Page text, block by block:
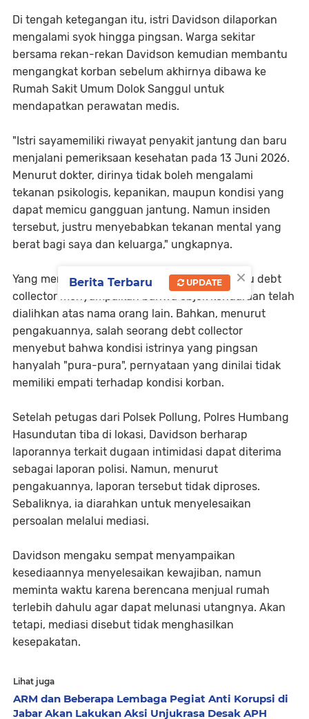
Di tengah ketegangan itu, istri Davidson dilaporkan
mengalami syok hingga pingsan. Warga sekitar
bersama rekan-rekan Davidson kemudian membantu
mengangkat korban sebelum akhirnya dibawa ke
Rumah Sakit Umum Dolok Sanggul untuk
mendapatkan perawatan medis.
"Istri sayamemiliki riwayat penyakit jantung dan baru
menjalani pemeriksaan kesehatan pada 13 Juni 2026.
Menurut dokter, dirinya tidak boleh mengalami
tekanan psikologis, kepanikan, maupun kondisi yang
dapat memicu gangguan jantung. Namun insiden
tersebut, justru menyebabkan tekanan mental yang
berat bagi saya dan keluarga," ungkapnya.
Yang menjadi sorotan, Davidson juga mengaku debt
collector menyampaikan bahwa objek kendaraan telah
dialihkan atas nama orang lain. Bahkan, menurut
pengakuannya, salah seorang debt collector
menyebut bahwa kondisi istrinya yang pingsan
hanyalah "pura-pura", pernyataan yang dinilai tidak
memiliki empati terhadap kondisi korban.
Setelah petugas dari Polsek Pollung, Polres Humbang
Hasundutan tiba di lokasi, Davidson berharap
laporannya terkait dugaan intimidasi dapat diterima
sebagai laporan polisi. Namun, menurut
pengakuannya, laporan tersebut tidak diproses.
Sebaliknya, ia diarahkan untuk menyelesaikan
persoalan melalui mediasi.
Davidson mengaku sempat menyampaikan
kesediaannya menyelesaikan kewajiban, namun
meminta waktu karena berencana menjual rumah
terlebih dahulu agar dapat melunasi utangnya. Akan
tetapi, mediasi disebut tidak menghasilkan
kesepakatan.
Lihat juga
ARM dan Beberapa Lembaga Pegiat Anti Korupsi di
Jabar Akan Lakukan Aksi Unjukrasa Desak APH
×
Berita Terbaru UPDATE